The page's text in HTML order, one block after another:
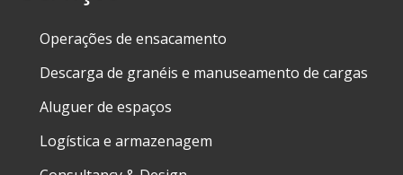
Operações de ensacamento
Descarga de granéis e manuseamento de cargas
Aluguer de espaços
Logística e armazenagem